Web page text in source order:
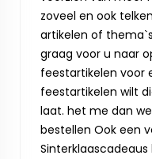
zoveel en ook
artikelen of
graag voor u naar
feestartikelen voor
feestartikelen wilt
laat. het me dan
bestellen Ook een